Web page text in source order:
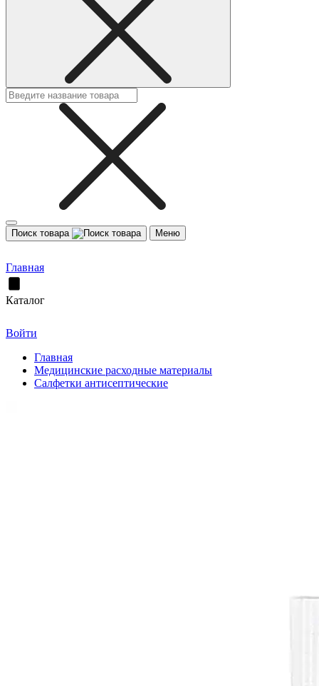
Поиск товара Меню
Главная
Каталог
Войти
Главная
Медицинские расходные материалы
Салфетки антисептические